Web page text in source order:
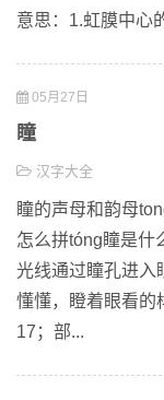
意思：1.虹膜中心
05月27日
瞳
汉字大全
瞳的声母和韵母
怎么拼tóng瞳是什
光线通过瞳孔进入
懂懂，瞪着眼看的
17；部...